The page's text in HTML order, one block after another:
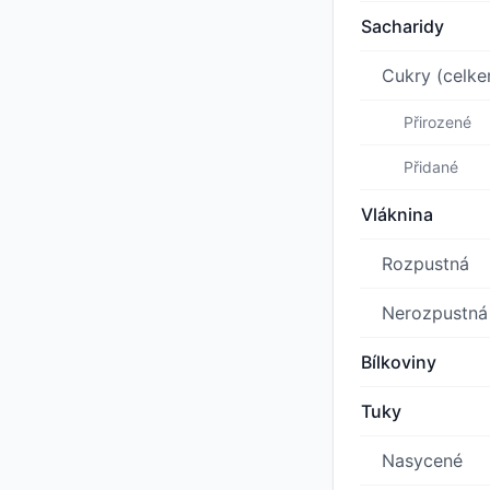
Sacharidy
Cukry
Přirozené
Přidané
Vláknina
Rozpustná
Nerozpustná
Bílkoviny
Tuky
Nasycené